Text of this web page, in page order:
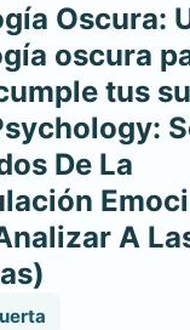
Oscura:
oscura
tus
De La
A